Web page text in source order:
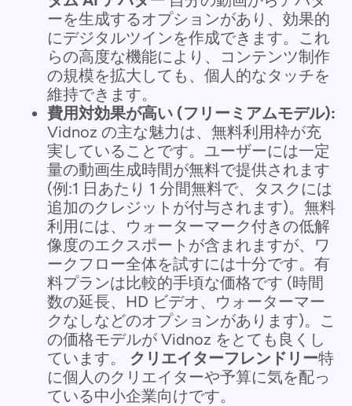
ーを生成するオプションがあり、効果的
にデジタルツインを作成できます。これ
らの高度な機能により、コンテンツ制作
の規模を拡大しても、個人的なタッチを
維持できます。
費用対効果が高い (フリーミアムモデル):
Vidnoz の主な魅力は、無料利用枠が充
実していることです。ユーザーには一定
量の動画生成時間が無料で提供されます
(例:1 日あたり 1 分間無料で、タスクには
追加のクレジットが付与されます)。無料
利用には、ウォーターマーク付きの低解
像度のエクスポートが含まれますが、ワ
ークフロー全体を試すには十分です。有
料プランは比較的手頃な価格です (時間
数の延長、HD ビデオ、ウォーターマー
クなしなどのオプションがあります)。こ
の価格モデルが Vidnoz をとても良くし
ています。 クリエイターフレンドリー特
に個人のクリエイターや予算に気を配っ
ている中小企業向けです。